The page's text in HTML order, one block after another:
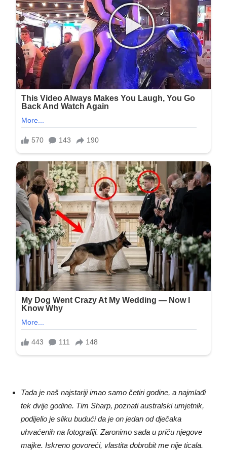
Tada je naš najstariji imao samo četiri godine, a najmlađi
tek dvije godine. Tim Sharp, poznati australski umjetnik,
podijelio je sliku budući da je on jedan od dječaka
uhvaćenih na fotografiji. Zaronimo sada u priču njegove
majke. Iskreno govoreći, vlastita dobrobit me nije ticala.